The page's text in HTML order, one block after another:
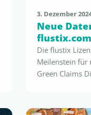
3. Dezember
Neue
flustix.com
Die flustix
Meilenstein für
Green Claims
flustix-